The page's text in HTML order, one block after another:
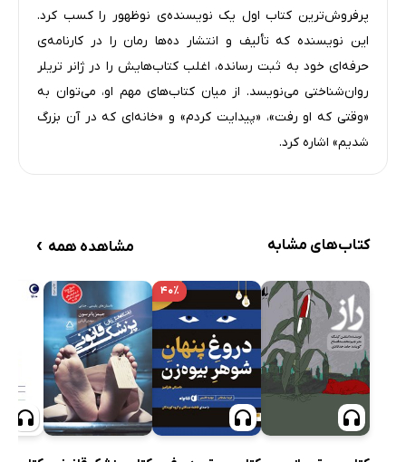
پرفروش‌ترین کتاب اول یک نویسنده‌ی نوظهور را کسب کرد.
این نویسنده که تألیف و انتشار ده‌ها رمان را در کارنامه‌ی
حرفه‌ای خود به ثبت رسانده، اغلب کتاب‌هایش را در ژانر تریلر
روان‌شناختی می‌نویسد. از میان کتاب‌های مهم او، می‌توان به
«وقتی که او رفت»، «پیدایت کردم» و «خانه‌ای که در آن بزرگ
شدیم» اشاره کرد.
کتاب‌های مشابه مشاهده همه ›
۴۰٪